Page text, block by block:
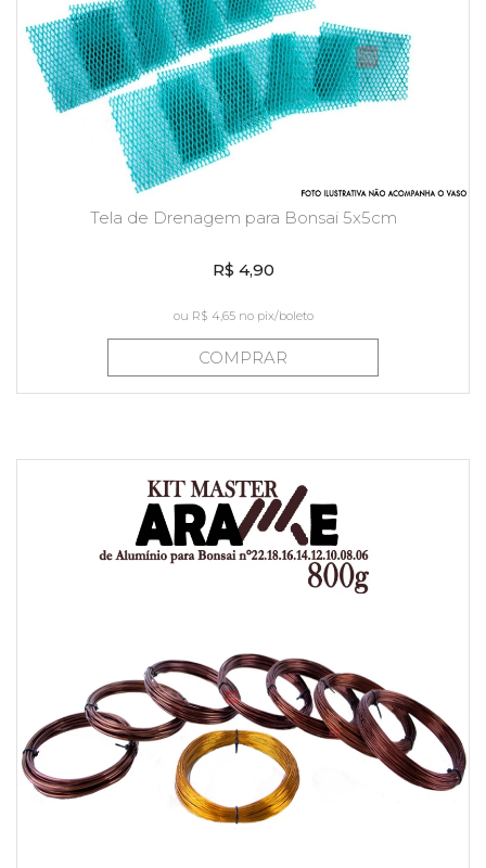
Tela de Drenagem para Bonsai 5x5cm
R$ 4,90
ou R$ 4,65no pix/boleto
COMPRAR